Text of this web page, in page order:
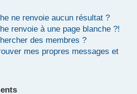
ne renvoie aucun résultat ?
renvoie à une page blanche ?!
des membres ?
mes propres messages et